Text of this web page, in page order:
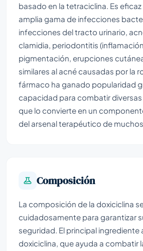
basado en la tetraciclina. Es
amplia gama de infecciones
infecciones del tracto urinario,
clamidia, periodontitis
pigmentación, erupciones
similares al acné causadas por la
fármaco ha ganado popularidad
capacidad para combatir
que lo convierte en un
del arsenal terapéutico de
Composición
La composición de la doxiciclina
cuidadosamente para garantizar
seguridad. El principal ingrediente
doxiciclina, que ayuda a combatir